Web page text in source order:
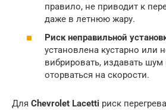
правило, не приводит к
даже в летнюю жару.
Риск неправильной
установлена кустарно или
вибрировать, издавать
оторваться на скорости.
Для Chevrolet Lacetti риск